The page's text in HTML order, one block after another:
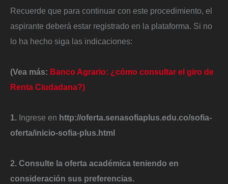
Recuerde que para continuar con este procedimiento, el
aspirante deberá estar registrado en la plataforma. Si no
lo ha hecho siga las indicaciones:
(Vea más: Banco Agrario: ¿cómo consultar el giro de
Renta Ciudadana?)
1. Ingrese en http://oferta.senasofiaplus.edu.co/sofia-
oferta/inicio-sofia-plus.html
2. Consulte la oferta académica teniendo en
consideración sus preferencias.